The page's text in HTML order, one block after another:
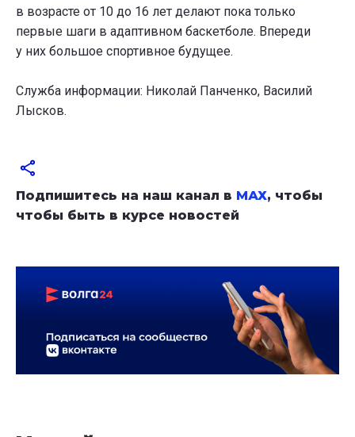
в возрасте от 10 до 16 лет делают пока только
первые шаги в адаптивном баскетболе. Впереди
у них большое спортивное будущее.
Служба информации: Николай Панченко, Василий
Лысков.
Подпишитесь на наш канал в МАХ, чтобы
чтобы быть в курсе новостей